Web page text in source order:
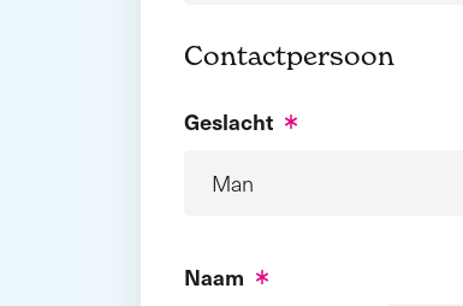
Contactpersoon
Geslacht
Naam